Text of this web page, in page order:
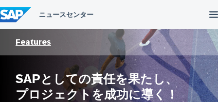
ン
テ
ン
Features
SAPとしての責任を果たし、
プロジェクトを成功に導く！